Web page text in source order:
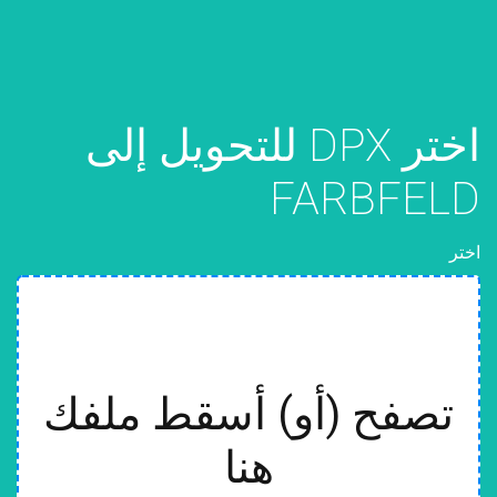
اختر DPX للتحويل إلى
FARBFELD
اختر
تصفح (أو) أسقط ملفك
هنا